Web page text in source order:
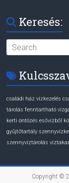
Keresés:
családi ház vízkezelés
tárolás fenntartható
kerti öntözés esővízből
gyűjtőtartály
szennyvíztárolás
Copyright ©